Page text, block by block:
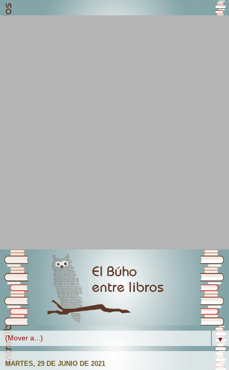
▼
MARTES, 29 DE JUNIO DE 2021